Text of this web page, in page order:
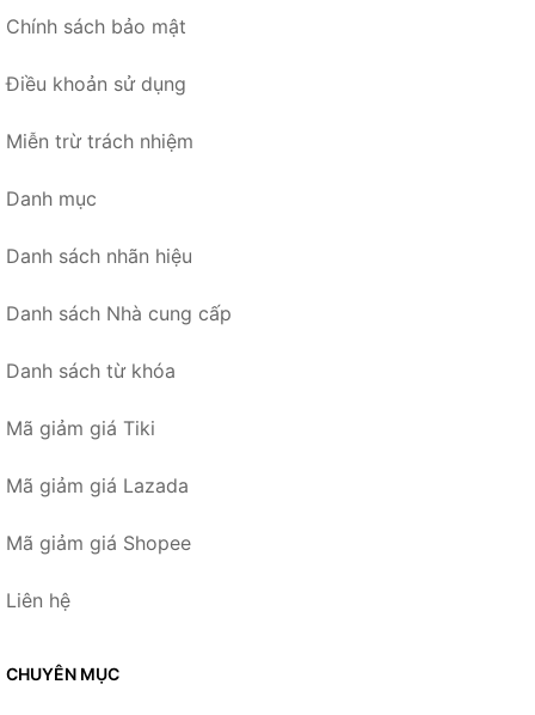
Chính sách bảo mật
Điều khoản sử dụng
Miễn trừ trách nhiệm
Danh mục
Danh sách nhãn hiệu
Danh sách Nhà cung cấp
Danh sách từ khóa
Mã giảm giá Tiki
Mã giảm giá Lazada
Mã giảm giá Shopee
Liên hệ
CHUYÊN MỤC